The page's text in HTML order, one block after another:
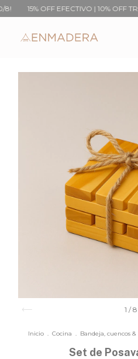
OFF EFECTIVO | 10% OFF
1 /8
Inicio . Cocina . Bandeja, cuencos
Set de